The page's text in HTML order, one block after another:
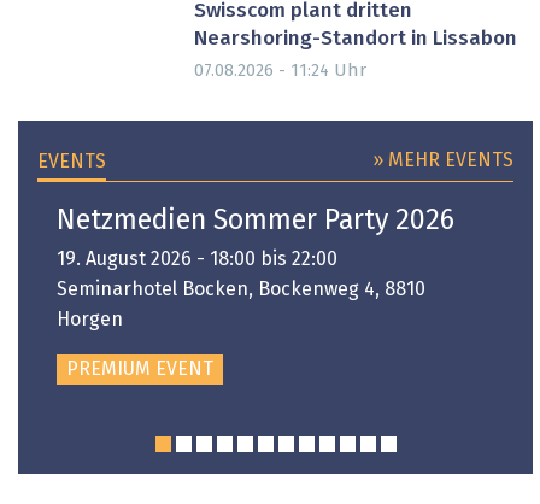
Swisscom plant dritten
Nearshoring-Standort in Lissabon
07.08.2026 - 11:24 Uhr
EVENTS » MEHR EVENTS
Netzmedien Sommer Party 2026
19. August 2026 - 18:00 bis 22:00
Seminarhotel Bocken, Bockenweg 4, 8810
Horgen
PREMIUM EVENT